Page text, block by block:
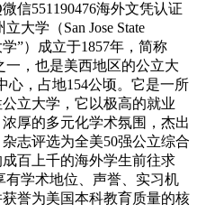
信551190476海外文凭认证
大学（San Jose State
”）成立于1857年，简称
一，也是美西地区的公立大
心，占地154公顷。它是一所
立大学，它以极高的就业
厚的多元化学术氛围，杰出
志评选为全美50强公立综合
百上千的海外学生前往求
有学术地位、声誉、实习机
誉为美国本科教育质量的核